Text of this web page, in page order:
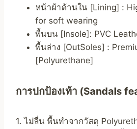
หน้าผ้าด้านใน [Lining] :
for soft wearing
พื้นบน [Insole]: PVC
พื้นล่าง [OutSoles] :
[Polyurethane]
การปกป้องเท้า (Sandals
1. ไม่ลื่น พื้นทำจากวัสดุ